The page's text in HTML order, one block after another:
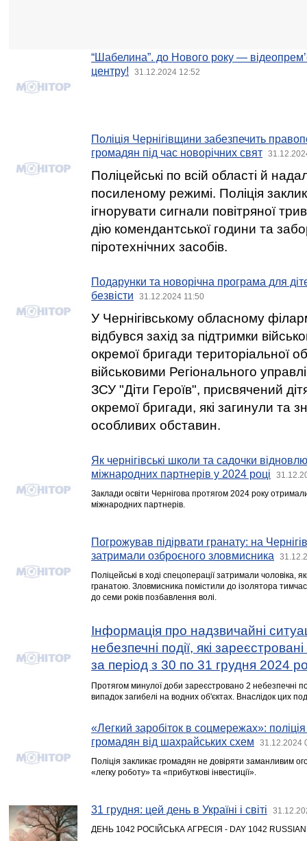
“Шабелина”. до Нового року —
центру!
31.12.2024 12:52
Поліція Чернігівщини забезпечить
громадян під час новорічних свят
Поліцейські по всій області й
посиленому режимі. Поліція
ігнорувати сигнали повітряної
дію комендантської години та
піротехнічних засобів.
Подарунки та новорічна програма для
безвісти
31.12.2024 11:50
У Чернігівському обласному
відбувся захід за підтримки
окремої бригади територіальної
військовими Регіонального
ЗСУ "Діти Героїв", присвячений
окремої бригади, які загинули та
особливих обставин.
Як чернігівські школи та садочки
міжнародних партнерів у 2024 році
Заклади освіти Чернігова протягом 2024 року
міжнародних партнерів.
Погрожував підірвати гранату: на
затримали озброєного зловмисника
Поліцейські в ході спецоперації затримали чоловіка,
гранатою. Зловмисника помістили до ізолятора
до семи років позбавлення волі.
Інформація про надзвичайні
небезпечні події, які
за період з 30 по 31 грудня 2024
Протягом минулої доби зареєстровано 2 небезпечні
випадок загибелі на водних об'єктах. Внаслідок цих
«Легкий заробіток в соцмережах»:
громадян від шахрайських схем
31.12.2024
Поліція закликає громадян не довіряти заманливим
«легку роботу» та «прибуткові інвестиції».
31 грудня: цей день в Україні і світі
ДЕНЬ 1042 РОСІЙСЬКА АГРЕСІЯ - DAY 1042 RUSSIAN